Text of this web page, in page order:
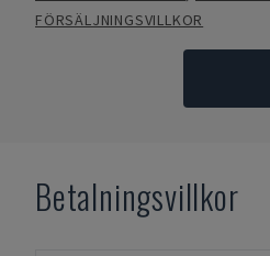
FÖRSÄLJNINGSVILLKOR
Betalningsvillkor